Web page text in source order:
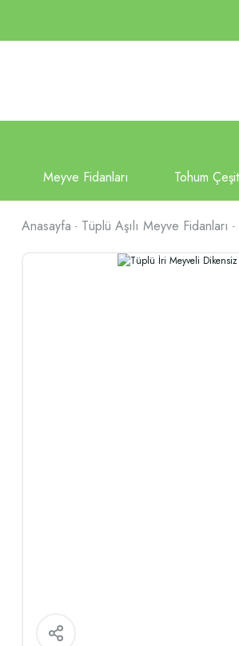
Anasayfa Tüplü Aşılı Meyve Fidanları